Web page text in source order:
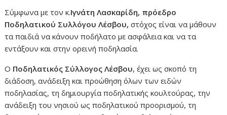
Σύμφωνα με τον κ.Ιγνάτη Λασκαρίδη, πρόεδρο
Ποδηλατικού Συλλόγου Λέσβου, στόχος είναι να μάθουν
τα παιδιά να κάνουν ποδήλατο με ασφάλεια και να τα
εντάξουν και στην ορεινή ποδηλασία.
Ο Ποδηλατικός Σύλλογος Λέσβου, έχει ως σκοπό τη
διάδοση, ανάδειξη και προώθηση όλων των ειδών
ποδηλασίας, τη δημιουργία ποδηλατικής κουλτούρας, την
ανάδειξη του νησιού ως ποδηλατικού προορισμού, τη